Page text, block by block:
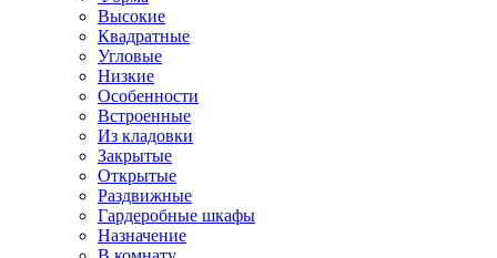
Высокие
Квадратные
Угловые
Низкие
Особенности
Встроенные
Из кладовки
Закрытые
Открытые
Раздвижные
Гардеробные шкафы
Назначение